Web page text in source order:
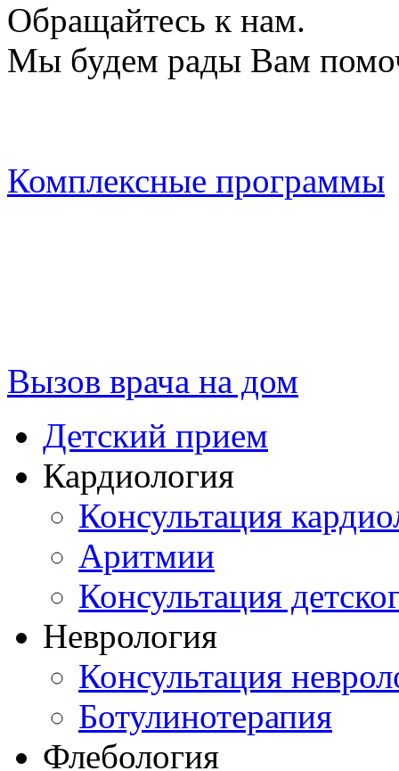
Обращайтесь к нам.
Мы будем рады Вам
Комплексные программы
Вызов врача на дом
Детский прием
Кардиология
Консультация
Аритмии
Консультация
Неврология
Консультация
Ботулинотерапия
Флебология